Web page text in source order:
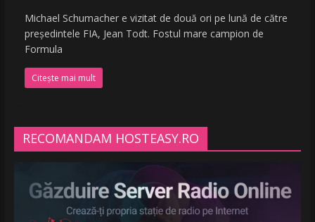
Michael Schumacher e vizitat de două ori pe lună de către
preşedintele FIA, Jean Todt. Fostul mare campion de
Formula
Citește mai mult
RECOMANDAM HOSTEASY.RO